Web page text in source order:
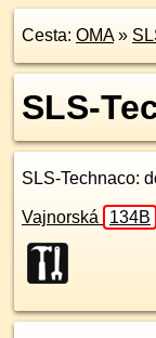
Cesta: OMA»
SLS-
SLS-Technaco:
Vajnorská 134B